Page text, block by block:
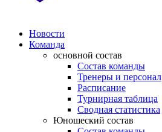
Новости
Команда
основной состав
Состав команды
Тренеры и персонал
Расписание
Турнирная таблица
Сводная статистика
Юношеский состав